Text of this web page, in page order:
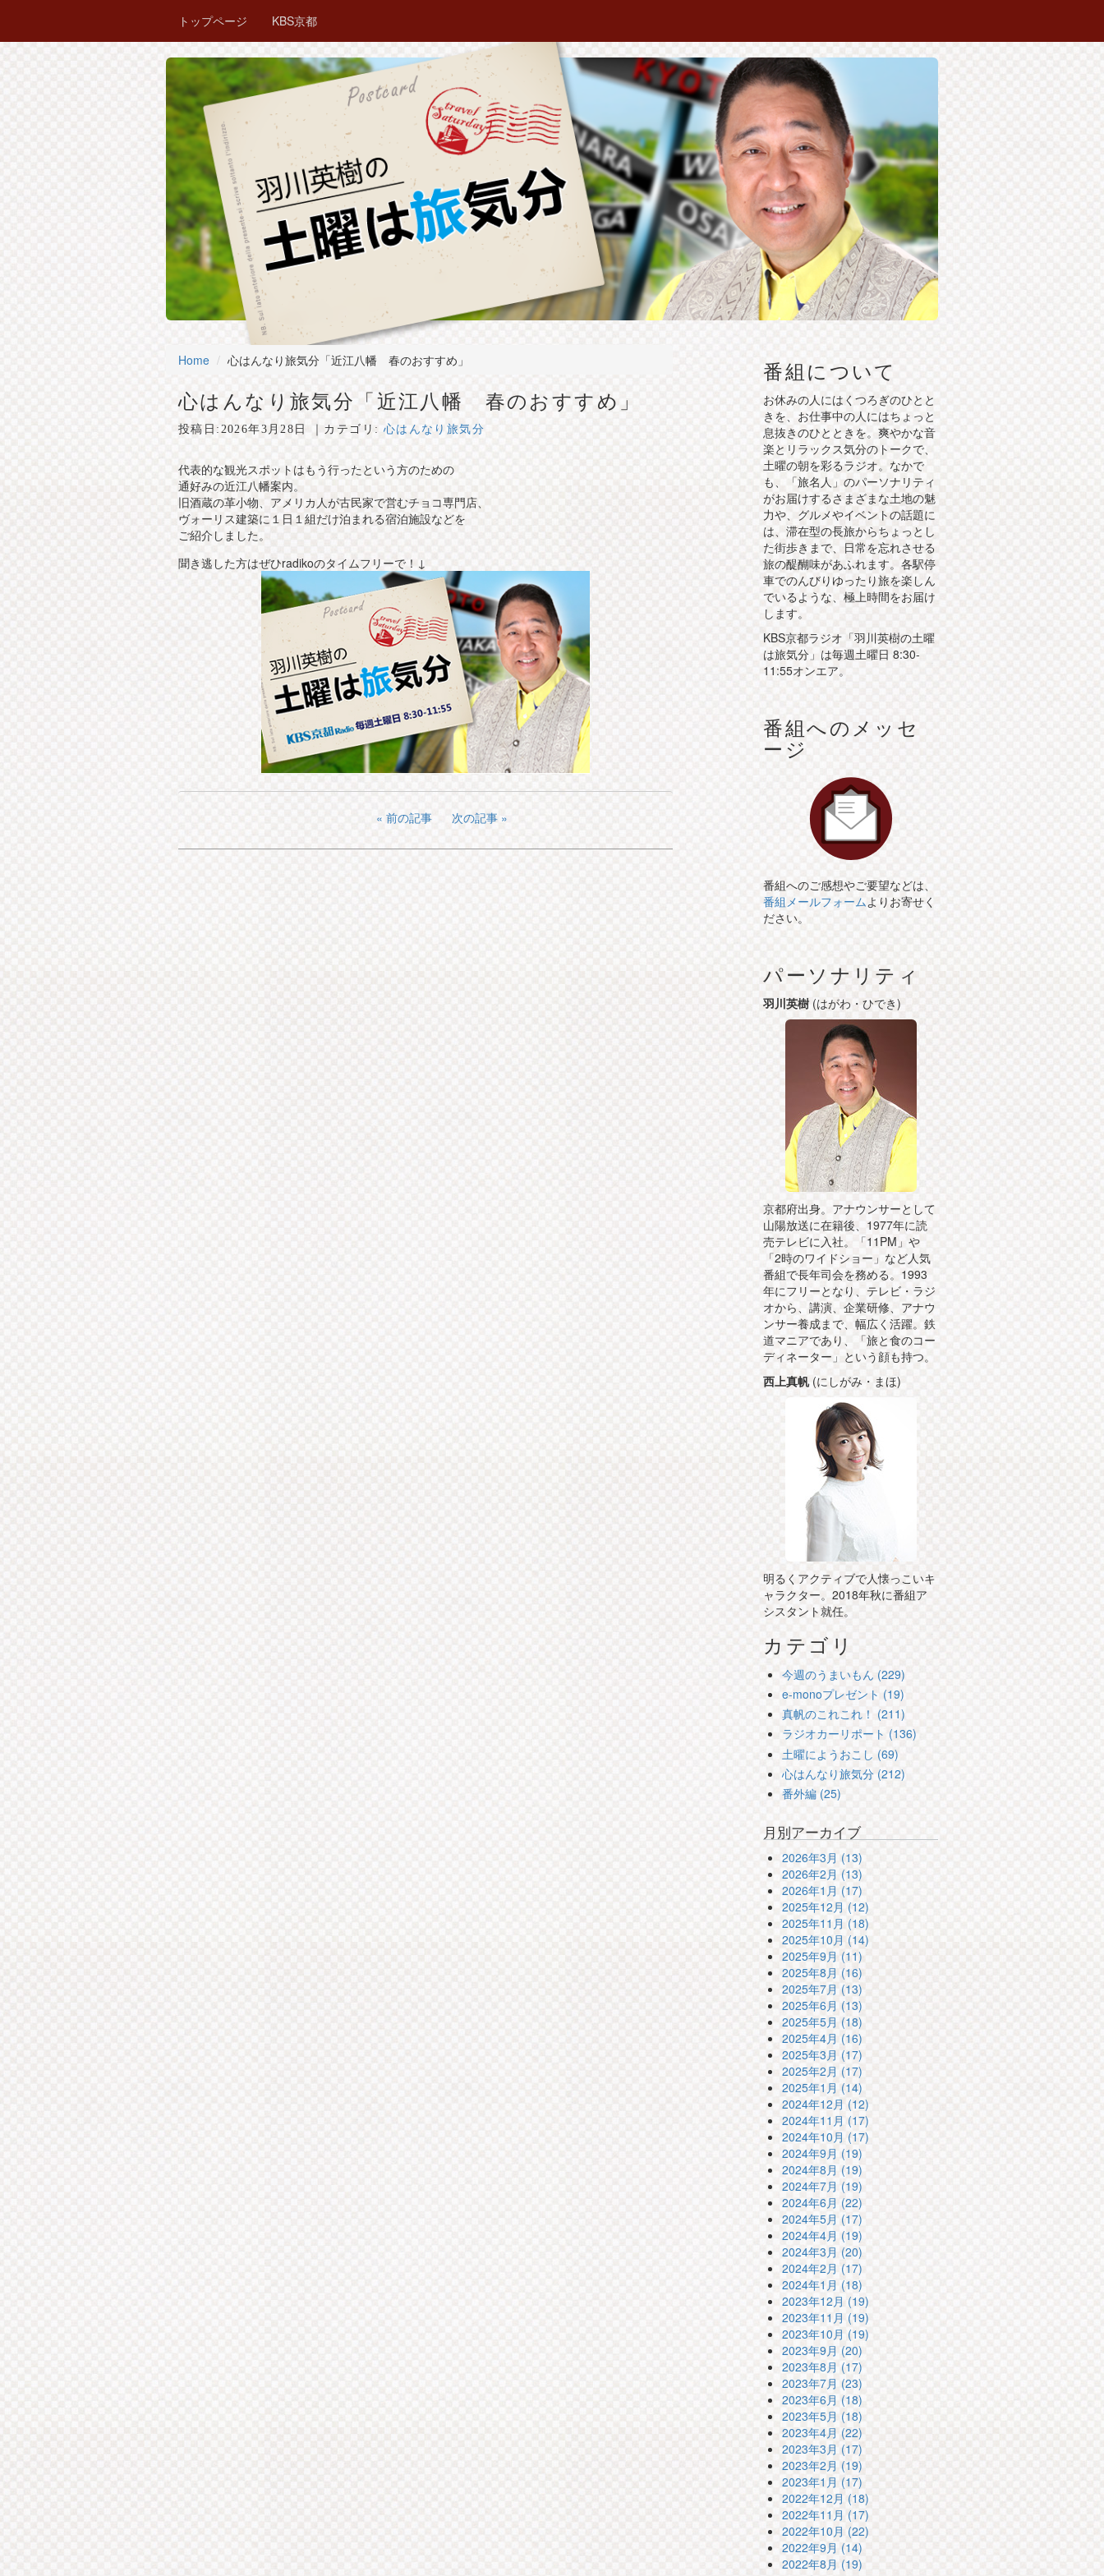
トップページ KBS京都
Home 心はんなり旅気分「近江八幡 春のおすすめ」
心はんなり旅気分「近江八幡 春のおすすめ」
投稿日: 2026年3月28日 ｜カテゴリ: 心はんなり旅気分
代表的な観光スポットはもう行ったという方のための
通好みの近江八幡案内。
旧酒蔵の革小物、アメリカ人が古民家で営むチョコ専門店、
ヴォーリス建築に１日１組だけ泊まれる宿泊施設などを
ご紹介しました。
聞き逃した方はぜひradikoのタイムフリーで！↓
前の記事 次の記事
番組について
お休みの人にはくつろぎのひとと
きを、お仕事中の人にはちょっと
息抜きのひとときを。爽やかな音
楽とリラックス気分のトークで、
土曜の朝を彩るラジオ。なかで
も、「旅名人」のパーソナリティ
がお届けするさまざまな土地の魅
力や、グルメやイベントの話題に
は、滞在型の長旅からちょっとし
た街歩きまで、日常を忘れさせる
旅の醍醐味があふれます。各駅停
車でのんびりゆったり旅を楽しん
でいるような、極上時間をお届け
します。
KBS京都ラジオ「羽川英樹の土曜
は旅気分」は毎週土曜日 8:30-
11:55オンエア。
番組へのメッセ
ージ
番組へのご感想やご要望などは、
番組メールフォームよりお寄せく
ださい。
パーソナリティ
羽川英樹(はがわ・ひでき)
京都府出身。アナウンサーとして
山陽放送に在籍後、1977年に読
売テレビに入社。「11PM」や
「2時のワイドショー」など人気
番組で長年司会を務める。1993
年にフリーとなり、テレビ・ラジ
オから、講演、企業研修、アナウ
ンサー養成まで、幅広く活躍。鉄
道マニアであり、「旅と食のコー
ディネーター」という顔も持つ。
西上真帆(にしがみ・まほ)
明るくアクティブで人懐っこいキ
ャラクター。2018年秋に番組ア
シスタント就任。
カテゴリ
今週のうまいもん (229)
e-monoプレゼント (19)
真帆のこれこれ！ (211)
ラジオカーリポート (136)
土曜にようおこし (69)
心はんなり旅気分 (212)
番外編 (25)
月別アーカイブ
2026年3月 (13)
2026年2月 (13)
2026年1月 (17)
2025年12月 (12)
2025年11月 (18)
2025年10月 (14)
2025年9月 (11)
2025年8月 (16)
2025年7月 (13)
2025年6月 (13)
2025年5月 (18)
2025年4月 (16)
2025年3月 (17)
2025年2月 (17)
2025年1月 (14)
2024年12月 (12)
2024年11月 (17)
2024年10月 (17)
2024年9月 (19)
2024年8月 (19)
2024年7月 (19)
2024年6月 (22)
2024年5月 (17)
2024年4月 (19)
2024年3月 (20)
2024年2月 (17)
2024年1月 (18)
2023年12月 (19)
2023年11月 (19)
2023年10月 (19)
2023年9月 (20)
2023年8月 (17)
2023年7月 (23)
2023年6月 (18)
2023年5月 (18)
2023年4月 (22)
2023年3月 (17)
2023年2月 (19)
2023年1月 (17)
2022年12月 (18)
2022年11月 (17)
2022年10月 (22)
2022年9月 (14)
2022年8月 (19)